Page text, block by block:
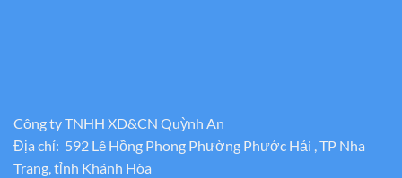
Công ty TNHH XD&CN Quỳnh An
Địa chỉ: 592 Lê Hồng Phong Phường Phước Hải , TP Nha
Trang, tỉnh Khánh Hòa